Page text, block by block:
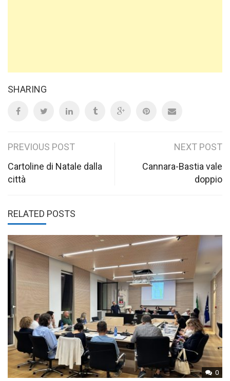
SHARING
Post
navigation
PREVIOUS POST
Cartoline di Natale dalla
città
NEXT POST
Cannara-Bastia vale
doppio
RELATED POSTS
0